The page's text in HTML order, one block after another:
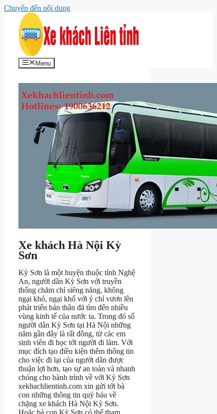
Chuyển đến nội dung
Menu
Xe khách Hà Nội Kỳ
Sơn
Kỳ Sơn là một huyện thuộc tỉnh Nghệ
An, người dân Kỳ Sơn với truyền
thống chăm chỉ siêng năng, không
ngại khó, ngại khổ với ý chí vươn lên
phát triển bản thân đã tìm đến nhiều
vùng kinh tế của nước ta. Trong đó số
người dân Kỳ Sơn tại Hà Nội những
năm gần đây là rất đông, từ các em
sinh viên đi học tới người đi làm. Với
mục đích tạo điều kiện thêm thông tin
cho việc đi lại của người dân được
thuận lợi hơn, tạo sự an toàn và nhanh
chóng cho hành trình về với Kỳ Sơn
xekhachlientinh.com xin gửi tới bà
con những thông tin quý báu về
chặng xe khách Hà Nội Kỳ Sơn.